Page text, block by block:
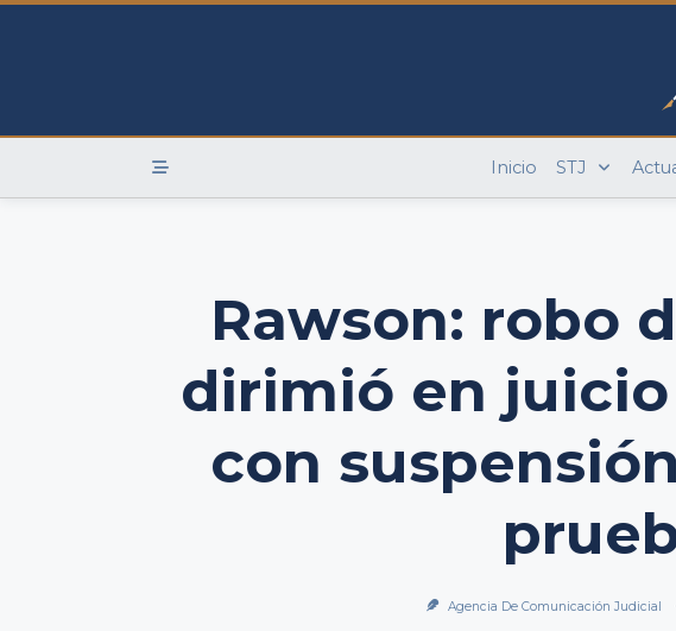
Skip
Inicio STJ
Rawson: robo
dirimió en
con
Agencia De Comunicación Judicial